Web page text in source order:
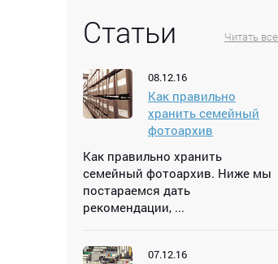
Статьи Читать все
08.12.16
Как правильно
хранить семейный
фотоархив
Как правильно хранить
семейный фотоархив. Ниже мы
постараемся дать
рекомендации, ...
07.12.16